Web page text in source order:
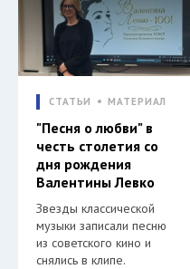
СТАТЬИ МАТЕРИАЛ
"Песня о любви" в
честь столетия со
дня рождения
Валентины Левко
Звезды классической
музыки записали песню
из советского кино и
снялись в клипе.